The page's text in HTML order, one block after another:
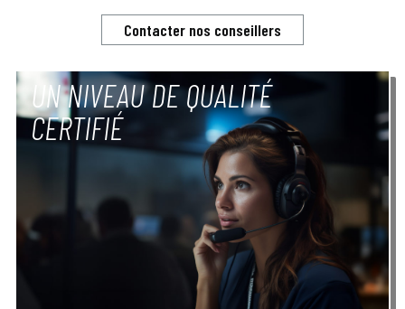
Contacter nos conseillers
UN NIVEAU DE QUALITÉ
CERTIFIÉ